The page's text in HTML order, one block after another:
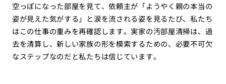
空っぽになった部屋を見て、依頼主が「ようやく親の本当の
姿が見えた気がする」と涙を流される姿を見るたび、私たち
はこの仕事の重みを再確認します。実家の汚部屋清掃は、過
去を清算し、新しい家族の形を模索するための、必要不可欠
なステップなのだと私たちは信じています。